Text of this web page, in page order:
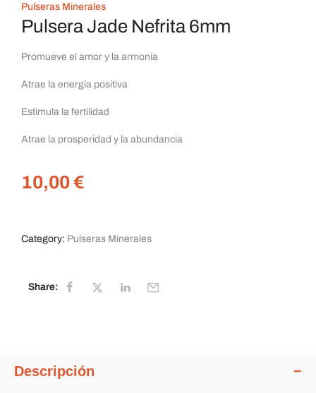
Pulseras Minerales
Pulsera Jade Nefrita 6mm
Promueve el amor y la armonía
Atrae la energía positiva
Estimula la fertilidad
Atrae la prosperidad y la abundancia
10,00€
Category: Pulseras Minerales
Share:
Descripción